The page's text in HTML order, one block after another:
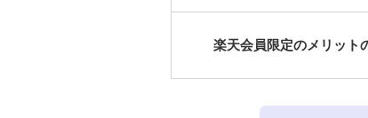
楽天会員限定のメリット